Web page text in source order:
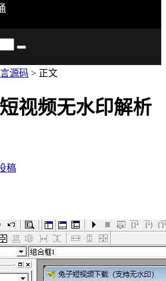
源码 > 正文
视频无水印解析
稿